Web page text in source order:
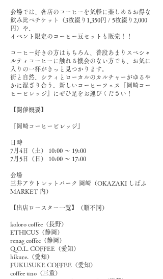
会場では、各店のコーヒーを気軽に楽しめるお得な
飲み比べチケット（3枚綴り1,350円 / 5枚綴り2,000
円）や、
イベント限定のコーヒー豆セットも販売！！
コーヒー好きの方はもちろん、普段あまりスペシャ
ルティコーヒーに触れる機会のない方でも、お気に
入りの一杯がきっと見つかります。
街と自然、シティとローカルのカルチャーがゆるや
かに混ざり合う、新しいコーヒーフェス『岡崎コー
ヒービレッジ』にぜひ足をお運びください！
【開催概要】
『岡崎コーヒービレッジ』
日時
7月4日（土） 10:00 〜 19:00
7月5日（日） 10:00 〜 17:00
会場
三井アウトレットパーク 岡崎（OKAZAKI しばふ
MARKET 内）
【出店ロースター一覧】（順不同）
koloro coffee（長野）
ETHICUS（静岡）
renag coffee（静岡）
Q.O.L. COFFEE（愛知）
hikure.（愛知）
FUKUSUKE COFFEE（愛知）
coffee uno（三重）